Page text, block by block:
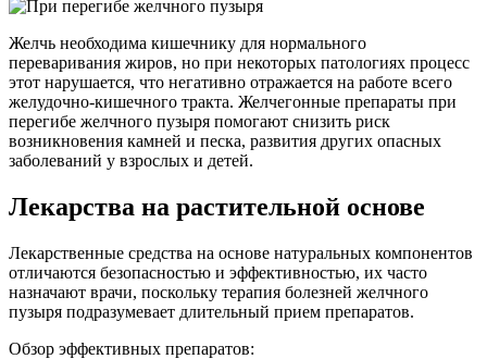
Желчь необходима кишечнику для нормального
переваривания жиров, но при некоторых патологиях процесс
этот нарушается, что негативно отражается на работе всего
желудочно-кишечного тракта. Желчегонные препараты при
перегибе желчного пузыря помогают снизить риск
возникновения камней и песка, развития других опасных
заболеваний у взрослых и детей.
Лекарства на растительной основе
Лекарственные средства на основе натуральных компонентов
отличаются безопасностью и эффективностью, их часто
назначают врачи, поскольку терапия болезней желчного
пузыря подразумевает длительный прием препаратов.
Обзор эффективных препаратов: